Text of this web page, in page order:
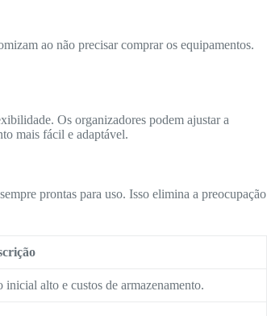
ao não precisar comprar os equipamentos.
Os organizadores podem ajustar a
mais fácil e adaptável.
prontas para uso. Isso elimina a preocupação
inicial alto e custos de armazenamento.